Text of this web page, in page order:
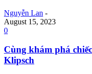
Nguyễn Lan -
August 15, 2023
0
Cùng khám phá
Klipsch